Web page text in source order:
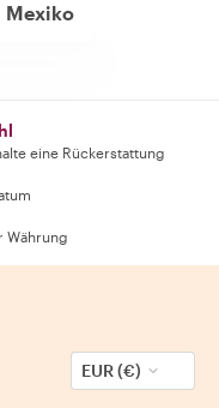
Mexiko
eine Rückerstattung
Währung
EUR (€)